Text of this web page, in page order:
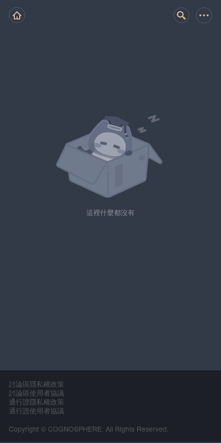
這裡什麼都沒有
討論區隱私權政策
討論區使用者協議
通行證隱私權政策
通行證使用者協議
Copyright © COGNOSPHERE. All Rights Reserved.